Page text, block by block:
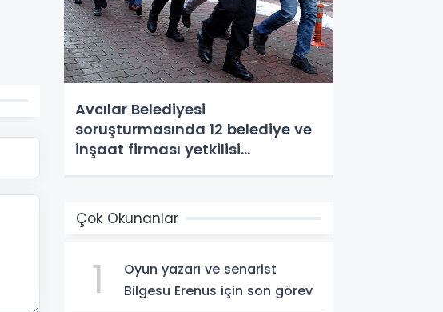
Avcılar Belediyesi
soruşturmasında 12 belediye ve
inşaat firması yetkilisi
Çok Okunanlar
1
Oyun yazarı ve senarist
Bilgesu Erenus için son görev